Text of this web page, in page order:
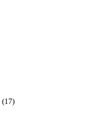
(17)